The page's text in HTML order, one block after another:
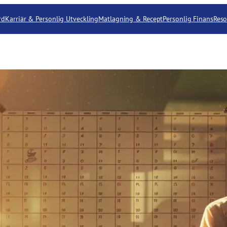
Karriär & Personlig UtvecklingMatlagning & ReceptPersonlig Finans